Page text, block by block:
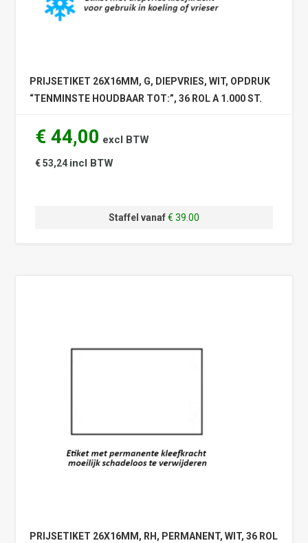
PRIJSETIKET 26X16MM, G, DIEPVRIES, WIT, OPDRUK
“TENMINSTE HOUDBAAR TOT:”, 36 ROL A 1.000 ST.
€ 44,00 excl BTW
€ 53,24 incl BTW
Staffel vanaf€ 39.00
PRIJSETIKET 26X16MM, RH, PERMANENT, WIT, 36 ROL